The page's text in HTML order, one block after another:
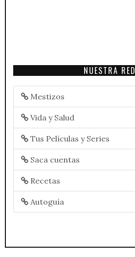
NUESTRA RED
Mestizos
Vida y Salud
Tus Películas y Series
Saca cuentas
Recetas
Autoguía